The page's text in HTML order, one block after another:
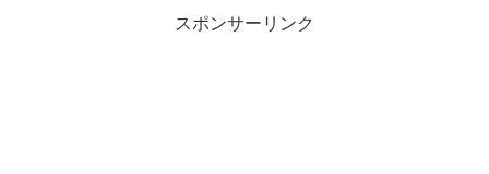
スポンサーリンク